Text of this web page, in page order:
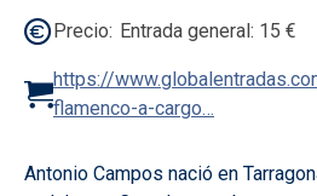
Precio Entrada general: 15 €
https://
flamenco-a-cargo…
Antonio Campos nació en